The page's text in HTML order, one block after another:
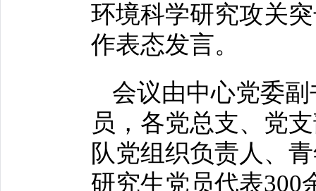
环境科学研究攻关
作表态发言。
会议由中心党委
员，各党总支、党
队党组织负责人、
研究生党员代表300